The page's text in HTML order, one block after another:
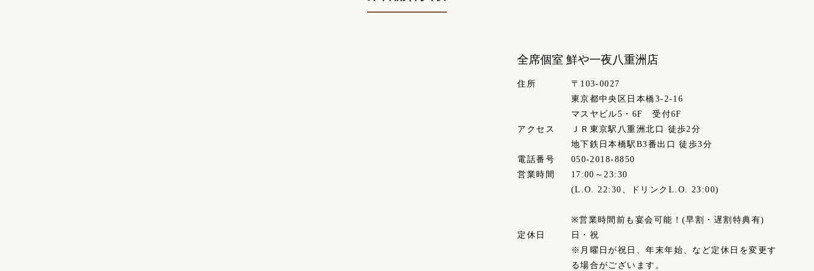
全席個室 鮮や一夜八重洲店
住所
〒103-0027
東京都中央区日本橋3-2-16
マスヤビル5・6F 受付6F
アクセス
ＪＲ東京駅八重洲北口 徒歩2分
地下鉄日本橋駅B3番出口 徒歩3分
電話番号
050-2018-8850
営業時間
17:00～23:30
(L.O. 22:30、ドリンクL.O. 23:00)
※営業時間前も宴会可能！(早割・遅割特典有)
定休日
日・祝
※月曜日が祝日、年末年始、など定休日を変更す
る場合がございます。